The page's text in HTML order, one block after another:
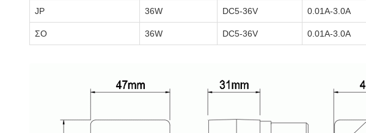
JP 36W DC5-36V 0.01Α-3.0Α
ΣΟ 36W DC5-36V 0.01Α-3.0Α